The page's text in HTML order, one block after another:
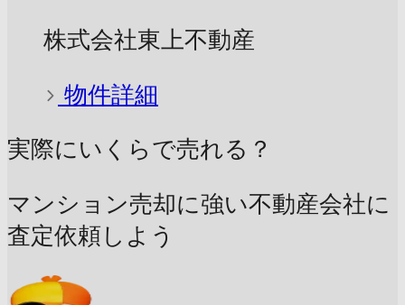
株式会社東上不動産
物件詳細
実際にいくらで売れる？
マンション売却に強い不動産会社に
査定依頼しよう